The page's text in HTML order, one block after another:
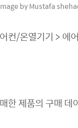
by Mustafa
컨/온열기기 > 에
한 제품의 구매